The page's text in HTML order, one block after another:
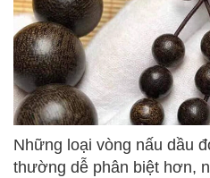
Những loại vòng nấu dầu
thường dễ phân biệt hơn,